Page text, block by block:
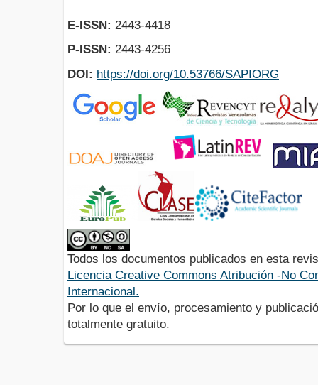
E-ISSN: 2443-4418
P-ISSN: 2443-4256
DOI: https://doi.org/10.53766/SAPIORG
Todos los documentos publicados en esta
Licencia Creative Commons Atribución -No
Internacional.
Por lo que el envío, procesamiento y
totalmente gratuito.